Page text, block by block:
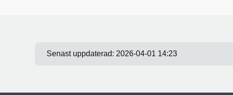
Senast uppdaterad: 2026-04-01 14:23